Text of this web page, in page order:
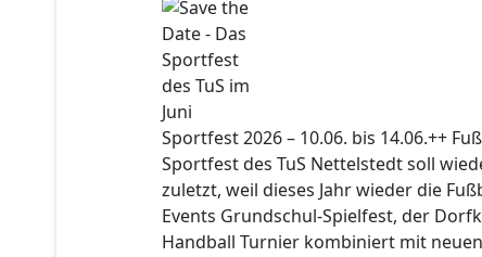
Sportfest 2026 – 10.06. bis 14.06.++
Sportfest des TuS Nettelstedt soll
zuletzt, weil dieses Jahr wieder die
Events Grundschul-Spielfest, der
Handball Turnier kombiniert mit